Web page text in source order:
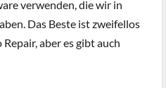
verwenden, die wir in
Das Beste ist zweifellos
aber es gibt auch